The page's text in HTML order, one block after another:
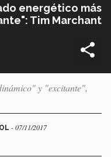
energético más
Tim Marchant
y "excitante",
- 07/11/2017